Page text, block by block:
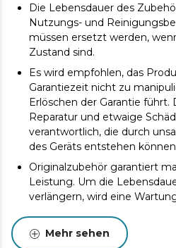
Die Lebensdauer des
Nutzungs- und
müssen ersetzt werden,
Zustand sind.
Es wird empfohlen, das
Garantiezeit nicht zu
Erlöschen der Garantie führt.
Reparatur und etwaige
verantwortlich, die durch
des Geräts entstehen
Originalzubehör garantiert
Leistung. Um die
verlängern, wird eine
Mehr sehen